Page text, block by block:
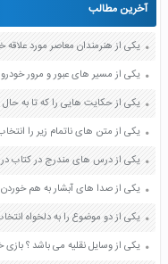
آخرین مطالب
یکی از مسیر های عبور و مرور
یکی از وسایل نقلیه می باشد ؟